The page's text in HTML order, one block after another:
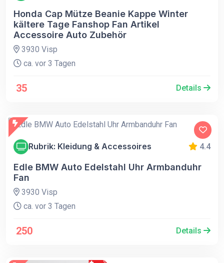
Honda Cap Mütze Beanie Kappe Winter
kältere Tage Fanshop Fan Artikel
Accessoire Auto Zubehör
3930 Visp
ca. vor 3 Tagen
35 Details
Rubrik: Kleidung & Accessoires 4.4
Edle BMW Auto Edelstahl Uhr Armbanduhr
Fan
3930 Visp
ca. vor 3 Tagen
250 Details